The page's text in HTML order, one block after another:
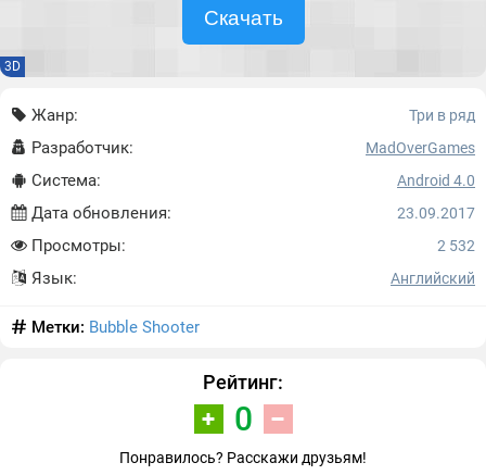
Скачать
3D
Жанр: Три в ряд
Разработчик: MadOverGames
Система: Android 4.0
Дата обновления: 23.09.2017
Просмотры: 2 532
Язык: Английский
Метки: Bubble Shooter
Рейтинг:
0
Понравилось? Расскажи друзьям!